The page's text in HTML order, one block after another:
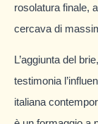
rosolatura finale,
cercava di
L’aggiunta del
testimonia
italiana